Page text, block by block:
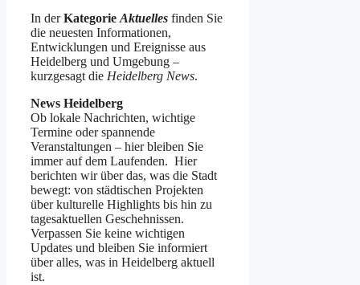
In derKategorie Aktuelles finden Sie
die neuesten Informationen,
Entwicklungen und Ereignisse aus
Heidelberg und Umgebung –
kurzgesagt die Heidelberg News.
News Heidelberg
Ob lokale Nachrichten, wichtige
Termine oder spannende
Veranstaltungen – hier bleiben Sie
immer auf dem Laufenden. Hier
berichten wir über das, was die Stadt
bewegt: von städtischen Projekten
über kulturelle Highlights bis hin zu
tagesaktuellen Geschehnissen.
Verpassen Sie keine wichtigen
Updates und bleiben Sie informiert
über alles, was in Heidelberg aktuell
ist.